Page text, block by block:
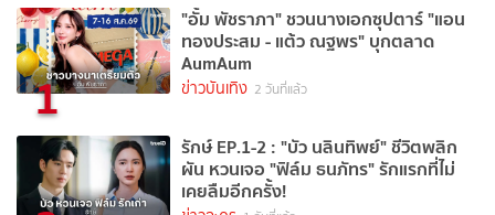
1
"อั้ม พัชราภา" ชวนนางเอกซุปตาร์ "แอน
ทองประสม - แต้ว ณฐพร" บุกตลาด
AumAum
ข่าวบันเทิง 2 วันที่แล้ว
รักษ์ EP.1-2 : "บัว นลินทิพย์" ชีวิตพลิก
ผัน หวนเจอ "ฟิล์ม ธนภัทร" รักแรกที่ไม่
เคยลืมอีกครั้ง!